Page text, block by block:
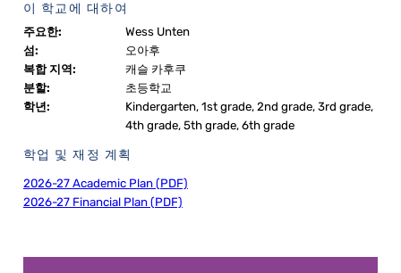
이 학교에 대하여
주요한:
Wess Unten
섬:
오아후
복합 지역:
캐슬 카후쿠
분할:
초등학교
학년:
Kindergarten, 1st grade, 2nd grade, 3rd grade,
4th grade, 5th grade, 6th grade
학업 및 재정 계획
2026-27 Academic Plan (PDF)
2026-27 Financial Plan (PDF)